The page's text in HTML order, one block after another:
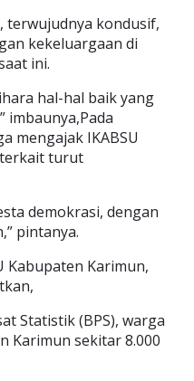
terwujudnya kondusif,
kekeluargaan di
ini.
hal-hal baik yang
imbaunya,Pada
mengajak IKABSU
turut
demokrasi, dengan
pintanya.
Kabupaten Karimun,
Statistik (BPS), warga
Karimun sekitar 8.000